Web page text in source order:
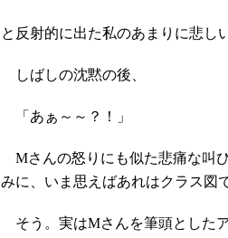
と反射的に出た私のあまりに悲し
しばしの沈黙の後、
「あぁ～～？！」
Mさんの怒りにも似た悲痛な叫
みに、いま思えばあれはクラス図
そう。実はMさんを筆頭とした